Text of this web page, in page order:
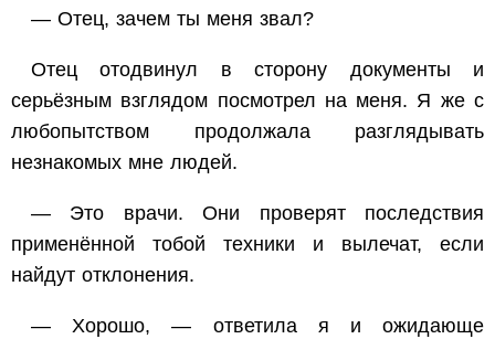
— Отец, зачем ты меня звал?
Отец отодвинул в сторону документы и
серьёзным взглядом посмотрел на меня. Я же с
любопытством продолжала разглядывать
незнакомых мне людей.
— Это врачи. Они проверят последствия
применённой тобой техники и вылечат, если
найдут отклонения.
— Хорошо, — ответила я и ожидающе